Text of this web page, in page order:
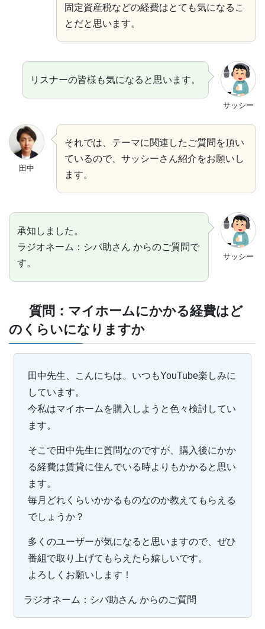
固定資産税などの経費はとても気になるこ
とだと思います。
サッシー
リスナーの皆様も気になると思います。
田中
それでは、テーマに関連したご質問を頂い
ているので、サッシーさん紹介をお願いし
ます。
サッシー
承知しました。
ラジオネーム：シバ助さん からのご質問で
す。
質問：マイホームにかかる経費はど
のくらいになりますか
田中先生、こんにちは。いつもYouTube楽しみに
しています。
今私はマイホームを購入しようと色々検討してい
ます。
そこで田中先生に質問なのですが、購入後にかか
る経費は賃貸に住んでいる時よりもかかると思い
ます。
毎月どれくらいかかるものなのか教えてもらえる
でしょうか？
多くのユーザーが気になると思いますので、ぜひ
番組で取り上げてもらえたら嬉しいです。
よろしくお願いします！
ラジオネーム：シバ助さん からのご質問